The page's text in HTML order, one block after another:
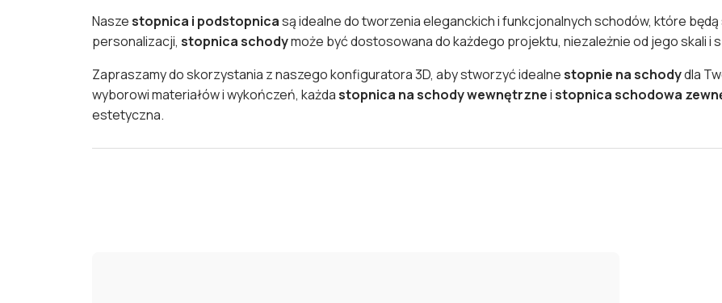
Naszestopnica i podstopnicasą idealne do tworzenia eleganckich i funkcjonalnych schodów, które będą
personalizacji, stopnica schodymoże być dostosowana do każdego projektu, niezależnie od jego skali i
Zapraszamy do skorzystania z naszego konfiguratora 3D, aby stworzyć idealnestopnie na schodydla
wyborowi materiałów i wykończeń, każdastopnica na schody wewnętrzneistopnica schodowa
estetyczna.